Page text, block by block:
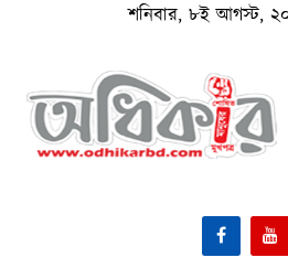
শনিবার, ৮ই আগস্ট,